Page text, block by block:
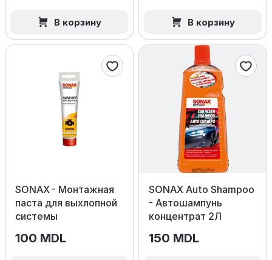
В корзину В корзину
SONAX - Монтажная
паста для выхлопной
системы
100 MDL
SONAX Auto Shampoo
- Автошампунь
концентрат 2Л
150 MDL